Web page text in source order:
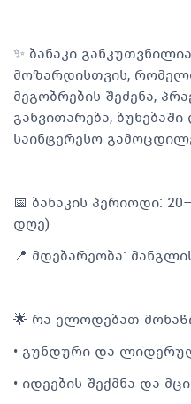
✨ ბანაკი
მოზარდისთვის,
მეგობრების შეძენა,
განვითარება,
საინტერესო
📅 ბანაკის პერიოდი:
დღე)
📍 მდებარეობა:
🌟 რა ელოდებათ
•⁠ ⁠გუნდური და
•⁠ ⁠იდეების შექმნა და